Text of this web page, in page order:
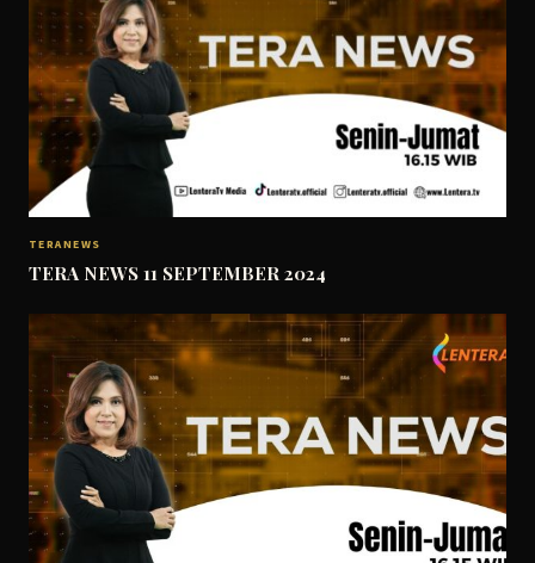
TERANEWS
TERA NEWS 11 SEPTEMBER 2024